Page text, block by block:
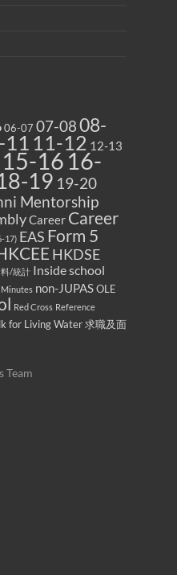
06-07 07-0808-
11 11-12 12-13
15-16 16-
19 19-20
Mentorship
Career Career
17) EAS Form 5
HKDSE
料/統計 Inside school
Minutes non-JUPASOLE
Red Cross Reference
for Living Water求職及面
Team